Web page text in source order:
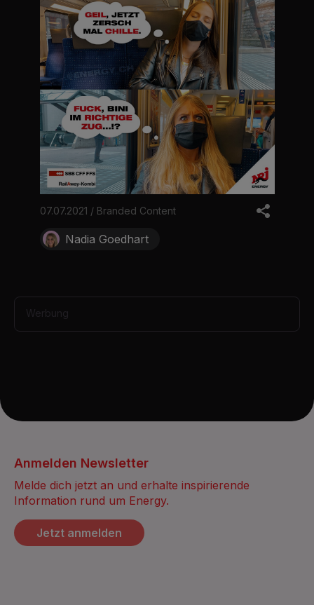
07.07.2021 / Branded Content
Nadia Goedhart
Werbung
Anmelden Newsletter
Melde dich jetzt an und erhalte inspirierende
Information rund um Energy.
Jetzt anmelden